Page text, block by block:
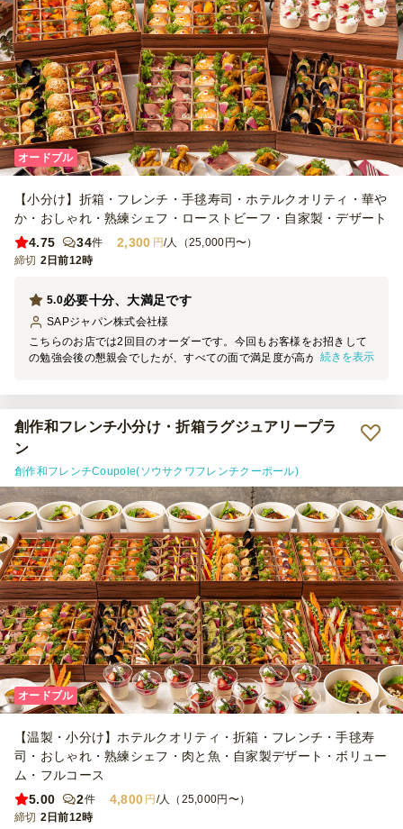
オードブル
【小分け】折箱・フレンチ・手毬寿司・ホテルクオリティ・華や
か・おしゃれ・熟練シェフ・ローストビーフ・自家製・デザート
4.75
34件 2,300 円/人（25,000円〜）
締切 2日前12時
必要十分、大満足です
5.0
SAPジャパン株式会社様
こちらのお店では2回目のオーダーです。今回もお客様をお招きして
の勉強会後の懇親会でしたが、すべての面で満足度が高かったです。
続きを表示
創作和フレンチ小分け・折箱ラグジュアリープラ
ン
創作和フレンチCoupole(ソウサクワフレンチクーポール)
オードブル
【温製・小分け】ホテルクオリティ・折箱・フレンチ・手毬寿
司・おしゃれ・熟練シェフ・肉と魚・自家製デザート・ボリュー
ム・フルコース
5.00
2件 4,800 円/人（25,000円〜）
締切 2日前12時